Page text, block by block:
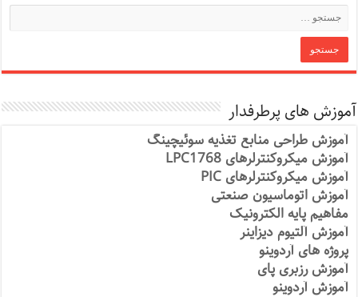
آموزش های پرطرفدار
آموزش طراحی منابع تغذیه سوئیچینگ
آموزش میکروکنترلرهای LPC1768
آموزش میکروکنترلرهای PIC
آموزش اتوماسیون صنعتی
مفاهیم پایه الکترونیک
آموزش آلتیوم دیزاینر
پروژه های آردوینو
آموزش رزبری پای
آموزش آردوینو